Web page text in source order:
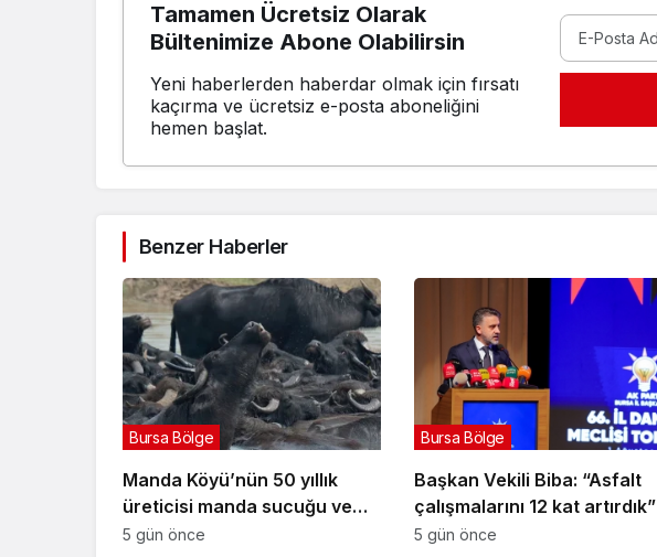
Tamamen Ücretsiz Olarak
Bültenimize Abone Olabilirsin
Yeni haberlerden haberdar olmak için fırsatı
kaçırma ve ücretsiz e-posta aboneliğini
hemen başlat.
Benzer Haberler
Manda Köyü’nün 50 yıllık
üreticisi manda sucuğu ve
yoğurduyla fark oluşturdu
Bursa Bölge
5 gün önce
Başkan Vekili Biba: “Asfalt
çalışmalarını 12 kat artırdık”
Bursa Bölge
5 gün önce